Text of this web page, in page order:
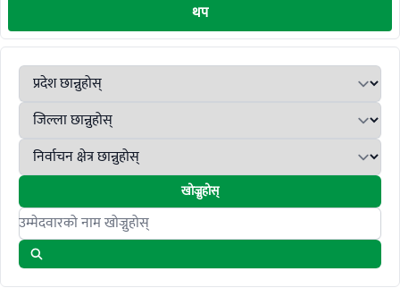
थप
खोज्नुहोस्
Search candidates